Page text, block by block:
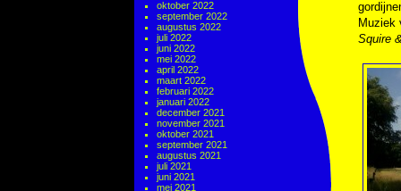
oktober 2022
september 2022
augustus 2022
juli 2022
juni 2022
mei 2022
april 2022
maart 2022
februari 2022
januari 2022
december 2021
november 2021
oktober 2021
september 2021
augustus 2021
juli 2021
juni 2021
mei 2021
Muziek
Squire